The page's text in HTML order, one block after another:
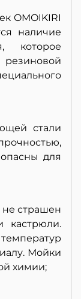
OMOIKIRI
наличие
которое
стали
для
страшен
кастрюли.
Мойки
химии;